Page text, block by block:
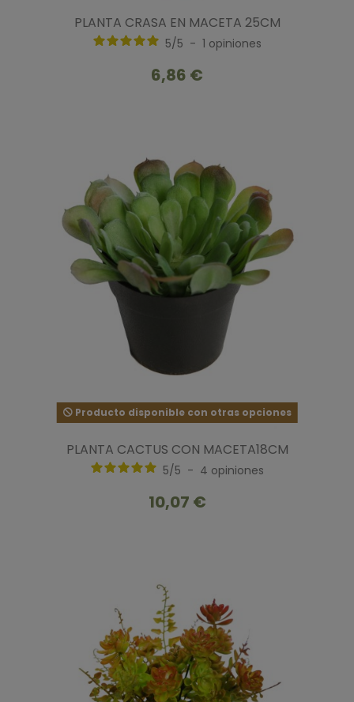
PLANTA CRASA EN MACETA 25CM
5/5 - 1 opiniones
6,86 €
Producto disponible con otras opciones
PLANTA CACTUS CON MACETA18CM
5/5 - 4 opiniones
10,07 €